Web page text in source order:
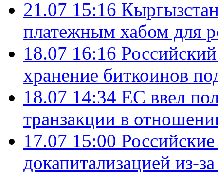
21.07 15:16
платежным хабом для
18.07 16:16
хранение биткоинов
18.07 14:34 ЕС ввел
транзакции в
17.07 15:00
докапитализацией из-